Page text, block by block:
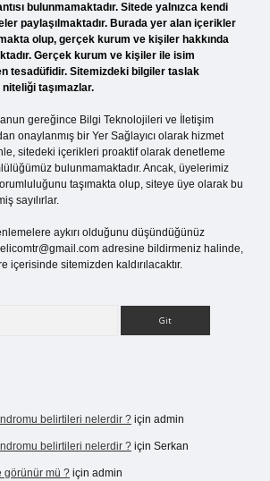
bulunmamaktadır. Sitede yalnızca kendi
paylaşılmaktadır. Burada yer alan içerikler
olup, gerçek kurum ve kişiler hakkında
Gerçek kurum ve kişiler ile isim
tesadüfidir. Sitemizdeki bilgiler taslak
taşımazlar.
gereğince Bilgi Teknolojileri ve İletişim
onaylanmış bir Yer Sağlayıcı olarak hizmet
sitedeki içerikleri proaktif olarak denetleme
bulunmamaktadır. Ancak, üyelerimiz
taşımakta olup, siteye üye olarak bu
sayılırlar.
aykırı olduğunu düşündüğünüz
adresine bildirmeniz halinde,
içerisinde sitemizden kaldırılacaktır.
belirtileri nelerdir ? için admin
belirtileri nelerdir ? için Serkan
görünür mü ? için admin